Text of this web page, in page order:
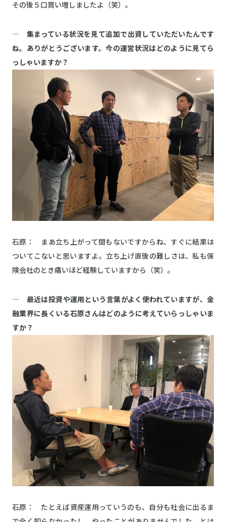
その後５口買い増しましたよ（笑）。
― 集まっている状況を見て追加で出資していただいたんです
ね。ありがとうございます。今の運営状況はどのように見てら
っしゃいますか？
石原： まあ立ち上がって間もないですからね、すぐに結果は
ついてこないと思いますよ。立ち上げ直後の難しさは、私も保
険会社のとき痛いほど経験していますから（笑）。
― 最近は投資や運用という言葉がよく使われていますが、金
融業界に長くいる石原さんはどのように考えていらっしゃいま
すか？
石原： たとえば資産運用っていうのも、自分も社会に出るま